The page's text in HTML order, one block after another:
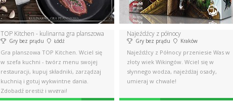
TOP Kitchen - kulinarna gra planszowa
Gry bez prądu Łódź
Gra planszowa TOP Kitchen. Wciel się
w szefa kuchni - twórz menu swojej
restauracji, kupuj składniki, zarządzaj
kuchnią i gotuj wykwintne dania.
Zdobądź prestiż i wygraj!
Najeźdźcy z północy
Gry bez prądu Kraków
Najeźdźcy z Północy przeniesie Was w
złoty wiek Wikingów. Wciel się w
słynnego wodza, najeżdżaj osady,
umieraj w chwale!